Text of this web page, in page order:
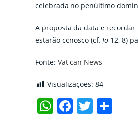
celebrada no penúltimo
A proposta da data é
estarão conosco (cf. Jo 12, 8)
Fonte: Vatican News
Visualizações: 84
W F T